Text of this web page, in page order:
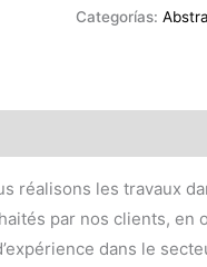
Categorías:
les travaux
par nos clients,
dans le